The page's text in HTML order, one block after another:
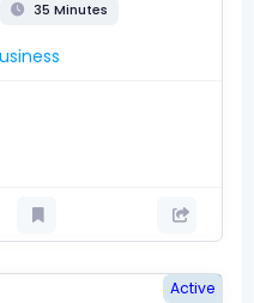
35 Minutes
Active